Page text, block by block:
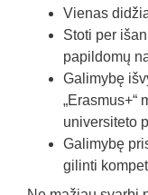
Vienas
Stoti per
papildomų
Galimybę
„Erasmus+“
universiteto
Galimybę
gilinti